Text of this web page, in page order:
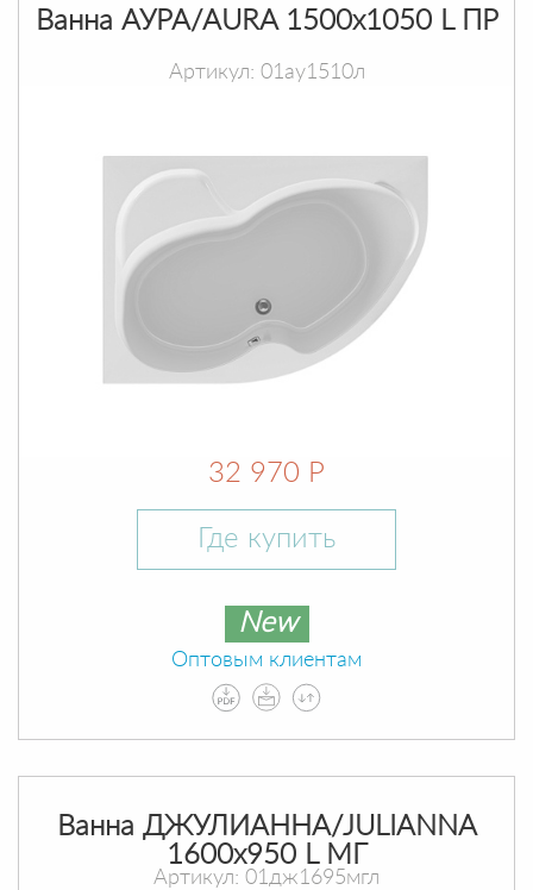
Ванна АУРА/AURA 1500х1050 L ПР
Артикул: 01ау1510л
32 970 Р
Где купить
New
Оптовым клиентам
Ванна ДЖУЛИАННА/JULIANNA
1600х950 L МГ
Артикул: 01дж1695мгл